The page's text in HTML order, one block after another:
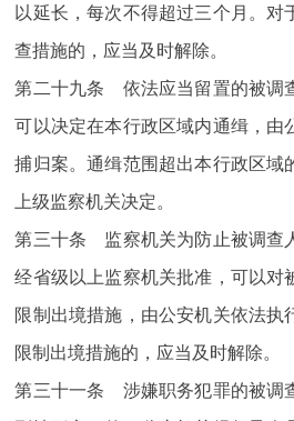
以延长，每次不得超过三个月。对
查措施的，应当及时解除。
第二十九条 依法应当留置的被调
可以决定在本行政区域内通缉，由
捕归案。通缉范围超出本行政区域
上级监察机关决定。
第三十条 监察机关为防止被调查
经省级以上监察机关批准，可以对
限制出境措施，由公安机关依法执
限制出境措施的，应当及时解除。
第三十一条 涉嫌职务犯罪的被调